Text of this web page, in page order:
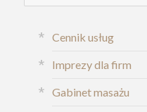
Cennik usług
Imprezy dla firm
Gabinet masażu